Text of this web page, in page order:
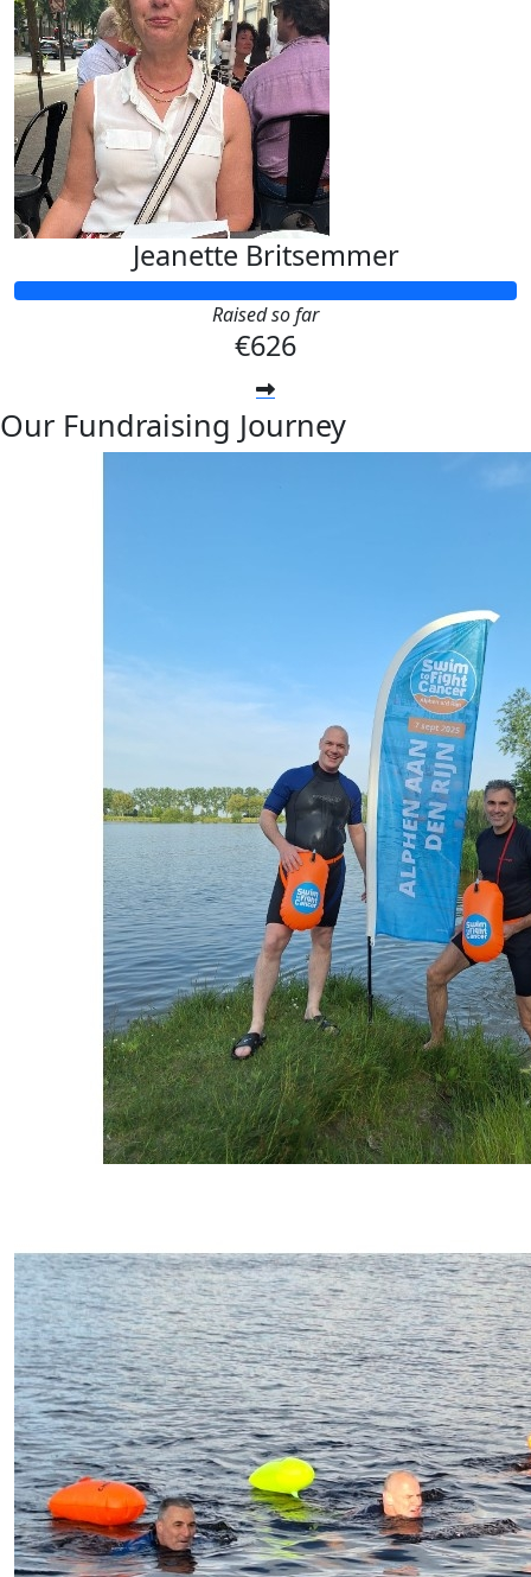
Jeanette Britsemmer
Raised so far
€626
Our Fundraising Journey